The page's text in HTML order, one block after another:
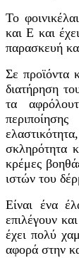
Το
και Ε και
παρασκευή
Σε προϊόντα
διατήρηση
τα
σκληρότητα
κρέμες
ιστών του
Είναι ένα
επιλέγουν
έχει πολύ
αφορά στην